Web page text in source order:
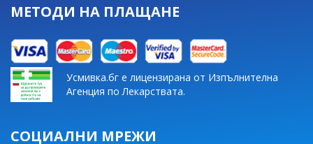
МЕТОДИ НА ПЛАЩАНЕ
Усмивка.бг е лицензирана от Изпълнителна
Агенция по Лекарствата.
СОЦИАЛНИ МРЕЖИ